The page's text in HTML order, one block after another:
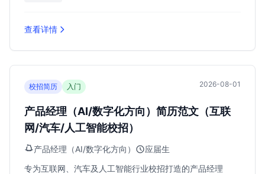
查看详情
校招简历 入门 2026-08-01
产品经理（AI/数字化方向）简历范文（互联
网/汽车/人工智能校招）
产品经理（AI/数字化方向）
应届生
专为互联网、汽车及人工智能行业校招打造的产品经理